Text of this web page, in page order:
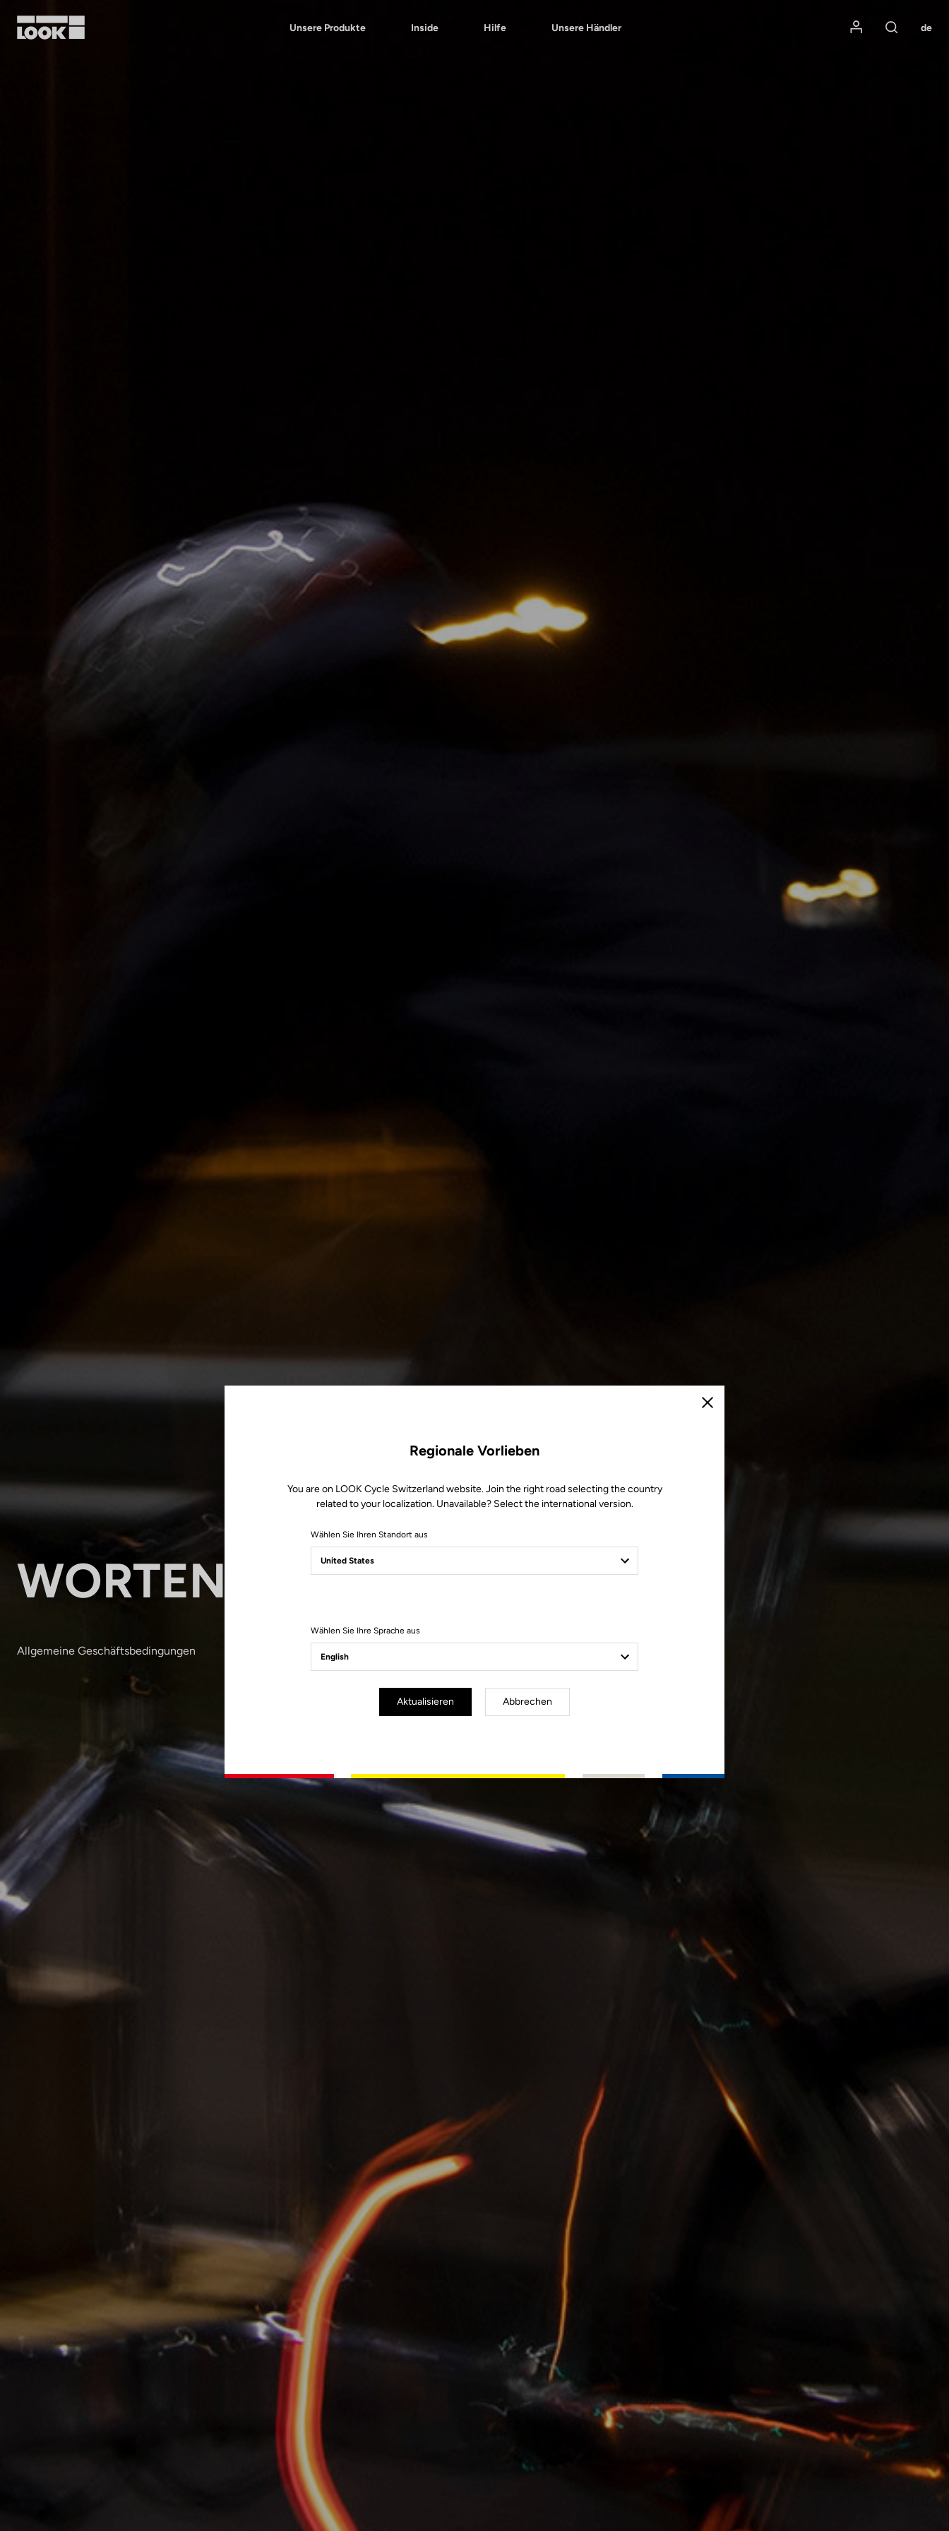
Unsere Produkte Inside Hilfe Unsere Händler
Mon compte
Rechercher
de
WORTEN
Allgemeine Geschäftsbedingungen
Schließen
Regionale Vorlieben
You are on LOOK Cycle Switzerland website. Join the right road selecting the country
related to your localization. Unavailable? Select the international version.
Wählen Sie Ihren Standort aus
Wählen Sie Ihre Sprache aus
Aktualisieren Abbrechen